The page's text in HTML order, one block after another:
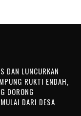
DAN LUNCURKAN
RUKTI ENDAH,
DORONG
DARI DESA